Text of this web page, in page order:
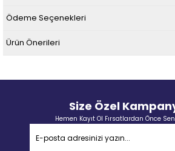
Ödeme Seçenekleri
Ürün Önerileri
Size Özel
Hemen Kayıt Ol Fırsatlardan Önce